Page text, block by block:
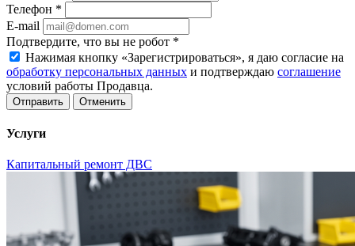
Телефон *
E-mail
Подтвердите, что вы не робот *
Нажимая кнопку «Зарегистрироваться», я даю согласие на
обработку персональных данных и подтверждаю соглашение
условий работы Продавца.
Отменить
Услуги
Капитальный ремонт ДВС